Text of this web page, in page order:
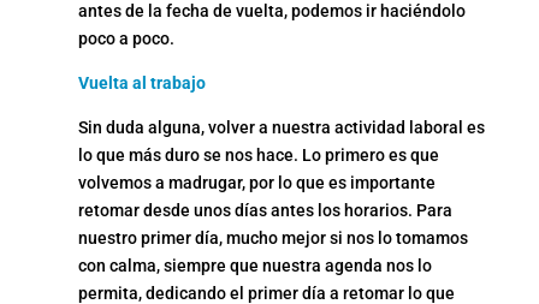
antes de la fecha de vuelta, podemos ir haciéndolo
poco a poco.
Vuelta al trabajo
Sin duda alguna, volver a nuestra actividad laboral es
lo que más duro se nos hace. Lo primero es que
volvemos a madrugar, por lo que es importante
retomar desde unos días antes los horarios. Para
nuestro primer día, mucho mejor si nos lo tomamos
con calma, siempre que nuestra agenda nos lo
permita, dedicando el primer día a retomar lo que